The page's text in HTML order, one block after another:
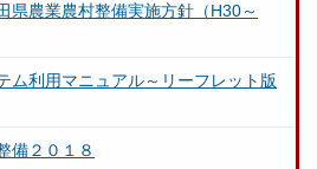
県農業農村整備実施方針（H30～
ム利用マニュアル～リーフレット版
備２０１８